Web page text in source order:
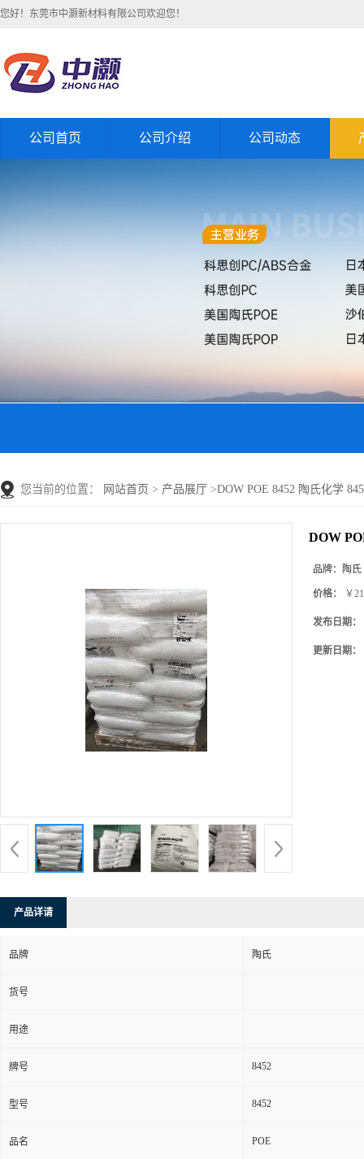
您好！东莞市中灏新材料有限公司欢迎您！
公司首页 公司介绍 公司动态
您当前的位置： 网站首页 > 产品展厅 >DOW POE 8452 陶氏化学
DOW
品牌： 陶氏
价格： ￥
发布日期：
更新日期：
产品详请
品牌 陶氏
货号
用途
牌号 8452
型号 8452
品名 POE